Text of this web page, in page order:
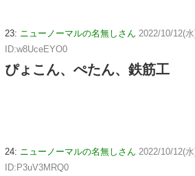
23: ニューノーマルの名無しさん 2022/10/12(
ID:w8UceEYO0
ぴょこん、ぺたん、鉄筋工
24: ニューノーマルの名無しさん 2022/10/12(
ID:P3uV3MRQ0